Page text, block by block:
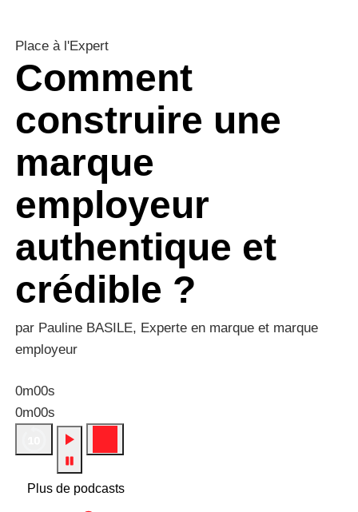
Place à l'Expert
Comment
construire une
marque
employeur
authentique et
crédible ?
par Pauline BASILE, Experte en marque et marque
employeur
0m00s
0m00s
Plus de podcasts